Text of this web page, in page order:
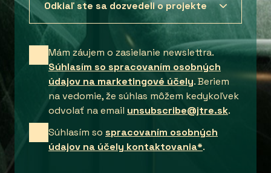
Mám záujem o zasielanie newslettra.
Súhlasím so spracovaním osobných
údajov na marketingové účely. Beriem
na vedomie, že súhlas môžem kedykoľvek
odvolať na email unsubscribe@jtre.sk.
Súhlasím so spracovaním osobných
údajov na účely kontaktovania*.